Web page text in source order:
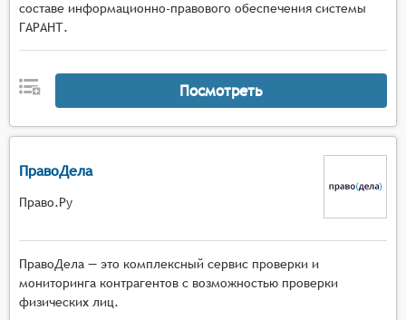
составе информационно-правового обеспечения системы
ГАРАНТ.
Посмотреть
ПравоДела
Право.Ру
ПравоДела — это комплексный сервис проверки и
мониторинга контрагентов с возможностью проверки
физических лиц.